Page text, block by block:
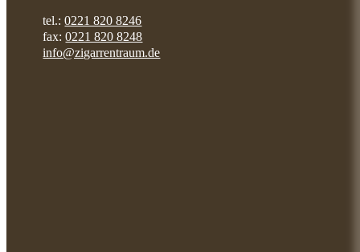
tel.:0221 820 8246
fax:0221 820 8248
info@zigarrentraum.de